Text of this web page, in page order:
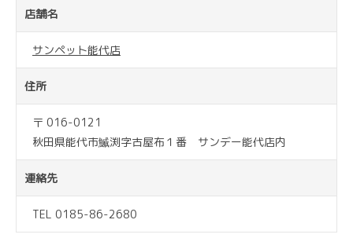
店舗名
サンペット能代店
住所
〒 016-0121
秋田県能代市鰄渕字古屋布１番 サンデー能代店内
連絡先
TEL 0185-86-2680